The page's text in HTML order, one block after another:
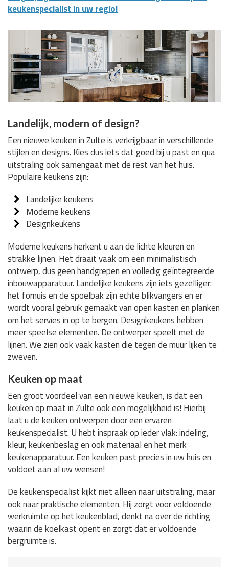
keukenspecialist in uw regio!
Landelijk, modern of design?
Een nieuwe keuken in Zulte is verkrijgbaar in verschillende
stijlen en designs. Kies dus iets dat goed bij u past en qua
uitstraling ook samengaat met de rest van het huis.
Populaire keukens zijn:
Landelijke keukens
Moderne keukens
Designkeukens
Moderne keukens herkent u aan de lichte kleuren en
strakke lijnen. Het draait vaak om een minimalistisch
ontwerp, dus geen handgrepen en volledig geïntegreerde
inbouwapparatuur. Landelijke keukens zijn iets gezelliger:
het fornuis en de spoelbak zijn echte blikvangers en er
wordt vooral gebruik gemaakt van open kasten en planken
om het servies in op te bergen. Designkeukens hebben
meer speelse elementen. De ontwerper speelt met de
lijnen. We zien ook vaak kasten die tegen de muur lijken te
zweven.
Keuken op maat
Een groot voordeel van een nieuwe keuken, is dat een
keuken op maat in Zulte ook een mogelijkheid is! Hierbij
laat u de keuken ontwerpen door een ervaren
keukenspecialist. U hebt inspraak op ieder vlak: indeling,
kleur, keukenbeslag en ook materiaal en het merk
keukenapparatuur. Een keuken past precies in uw huis en
voldoet aan al uw wensen!
De keukenspecialist kijkt niet alleen naar uitstraling, maar
ook naar praktische elementen. Hij zorgt voor voldoende
werkruimte op het keukenblad, denkt na over de richting
waarin de koelkast opent en zorgt dat er voldoende
bergruimte is.